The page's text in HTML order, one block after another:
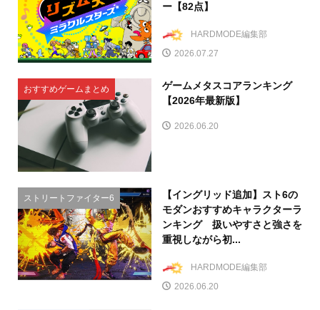
ー【82点】
HARDMODE編集部
2026.07.27
おすすめゲームまとめ
ゲームメタスコアランキング
【2026年最新版】
2026.06.20
ストリートファイター6
【イングリッド追加】スト6の
モダンおすすめキャラクターラ
ンキング 扱いやすさと強さを
重視しながら初...
HARDMODE編集部
2026.06.20